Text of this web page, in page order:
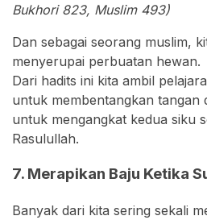
Bukhori 823, Muslim 493)
Dan sebagai seorang muslim,
menyerupai perbuatan hewan.
Dari hadits ini kita ambil
untuk membentangkan tangan
untuk mengangkat kedua siku
Rasulullah.
7. Merapikan Baju Ketika
Banyak dari kita sering sekali